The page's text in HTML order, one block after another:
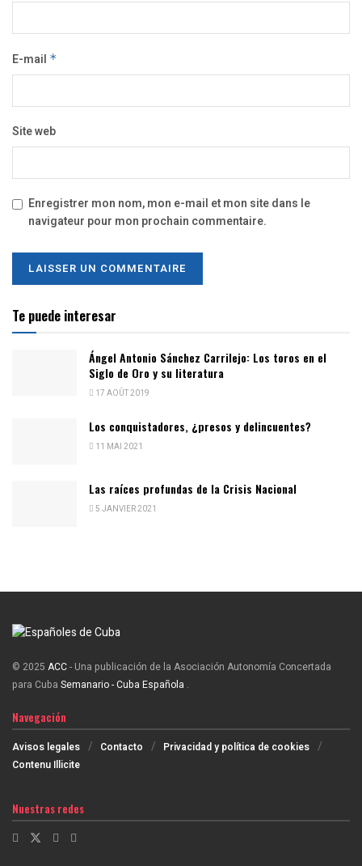
E-mail *
Site web
Enregistrer mon nom, mon e-mail et mon site dans le
navigateur pour mon prochain commentaire.
Te puede interesar
Ángel Antonio Sánchez Carrilejo: Los toros en el
Siglo de Oro y su literatura
17 AOÛT 2019
Los conquistadores, ¿presos y delincuentes?
11 MAI 2021
Las raíces profundas de la Crisis Nacional
5 JANVIER 2021
© 2025 ACC- Una publicación de la Asociación Autonomía Concertada
para Cuba Semanario - Cuba Española .
Navegación
Avisos legales Contacto
Privacidad y política de cookies
Contenu Illicite
Nuestras redes